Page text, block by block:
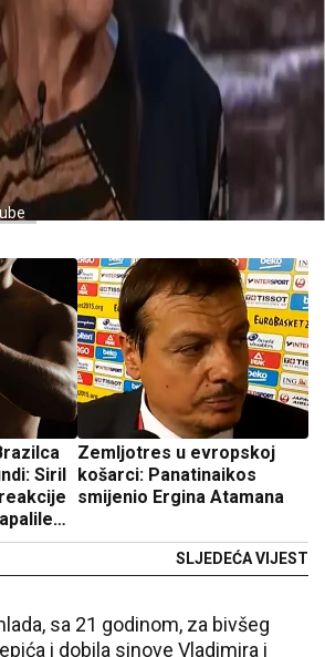
Siril
Zemljotres u evropskoj
košarci: Panatinaikos
smijenio Ergina Atamana
SLJEDEĆA VIJEST
sa 21 godinom, za bivšeg
i dobila sinove Vladimira i